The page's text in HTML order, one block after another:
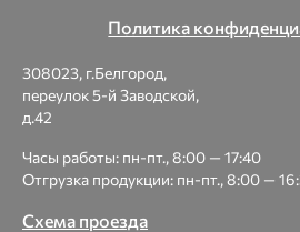
Политика
308023, г.Белгород,
переулок 5-й Заводской,
д.42
Часы работы: пн-пт., 8:00 — 17:40
Отгрузка продукции: пн-пт., 8:00 —
Схема проезда